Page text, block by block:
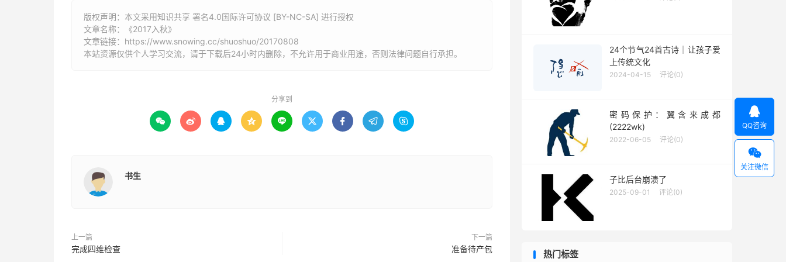
版权声明：本文采用知识共享 署名4.0国际许可协议 [BY-NC-SA] 进行授权
文章名称：《2017入秋》
文章链接： https://www.snowing.cc/shuoshuo/20170808
本站资源仅供个人学习交流，请于下载后24小时内删除，不允许用于商业用途，否则法律问题自行承担。
分享到
        
书生
上一篇
完成四维检查
下一篇
准备待产包
24个节气24首古诗｜让孩子爱
上传统文化
2024-04-15 评论(0)
密码保护：翼含来成都
(2222wk)
2022-06-05 评论(0)
子比后台崩溃了
2025-09-01 评论(0)
热门标签

QQ咨询

关注微信